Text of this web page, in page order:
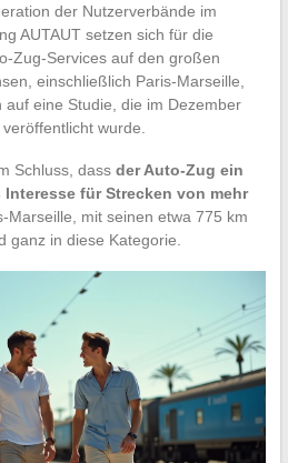
der Nutzerverbände im
AUTAUT setzen sich für die
Zug-Services auf den großen
einschließlich Paris-Marseille,
eine Studie, die im Dezember
wurde.
Schluss, dass der Auto-Zug ein
für Strecken von mehr
Marseille, mit seinen etwa 775 km
ganz in diese Kategorie.